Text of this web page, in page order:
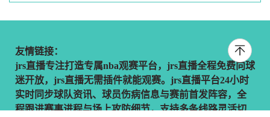
友情链接：
jrs直播专注打造专属nba观赛平台，jrs直播全程免费向球
迷开放，jrs直播无需插件就能观赛。jrs直播平台24小时
实时同步球队资讯、球员伤病信息与赛前首发阵容，全
程跟进赛事进程与场上攻防细节，支持多条线路灵活切